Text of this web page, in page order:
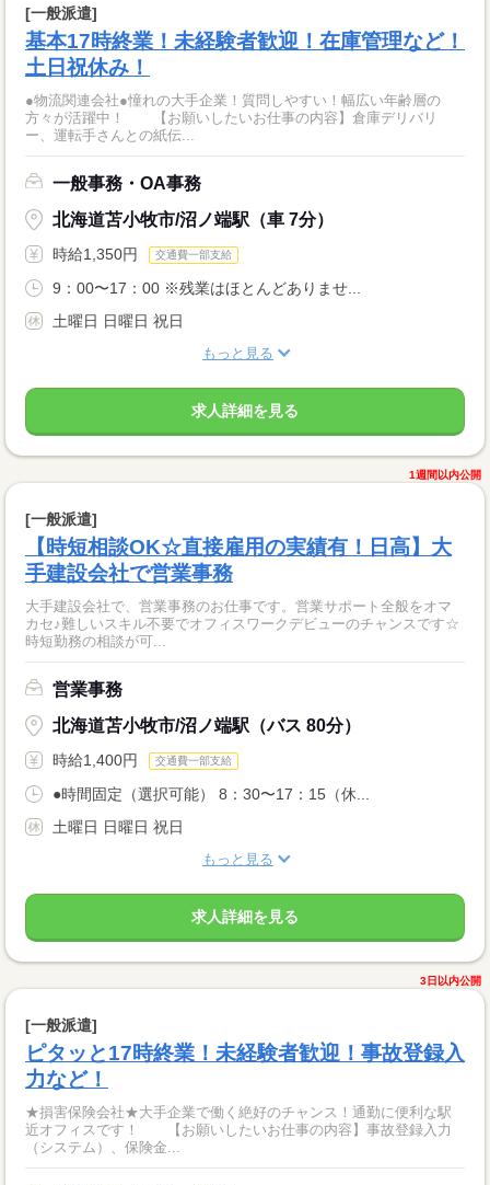
[一般派遣]
基本17時終業！未経験者歓迎！在庫管理など！
土日祝休み！
●物流関連会社●憧れの大手企業！質問しやすい！幅広い年齢層の
方々が活躍中！ 【お願いしたいお仕事の内容】倉庫デリバリ
ー、運転手さんとの紙伝...
一般事務・OA事務
北海道苫小牧市/沼ノ端駅（車 7分）
時給1,350円 交通費一部支給
9：00〜17：00 ※残業はほとんどありませ...
土曜日 日曜日 祝日
もっと見る
求人詳細を見る
1週間以内公開
[一般派遣]
【時短相談OK☆直接雇用の実績有！日高】大
手建設会社で営業事務
大手建設会社で、営業事務のお仕事です。営業サポート全般をオマ
カセ♪難しいスキル不要でオフィスワークデビューのチャンスです☆
時短勤務の相談が可...
営業事務
北海道苫小牧市/沼ノ端駅（バス 80分）
時給1,400円 交通費一部支給
●時間固定（選択可能） 8：30〜17：15（休...
土曜日 日曜日 祝日
もっと見る
求人詳細を見る
3日以内公開
[一般派遣]
ピタッと17時終業！未経験者歓迎！事故登録入
力など！
★損害保険会社★大手企業で働く絶好のチャンス！通勤に便利な駅
近オフィスです！ 【お願いしたいお仕事の内容】事故登録入力
（システム）、保険金...